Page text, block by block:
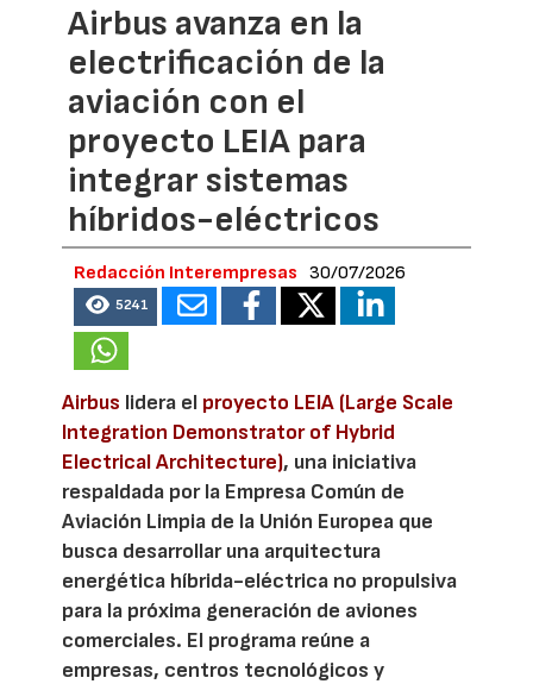
Airbus avanza en la
electrificación de la
aviación con el
proyecto LEIA para
integrar sistemas
híbridos-eléctricos
Redacción Interempresas 30/07/2026
5241
Airbus lidera el proyecto LEIA (Large Scale
Integration Demonstrator of Hybrid
Electrical Architecture), una iniciativa
respaldada por la Empresa Común de
Aviación Limpia de la Unión Europea que
busca desarrollar una arquitectura
energética híbrida-eléctrica no propulsiva
para la próxima generación de aviones
comerciales. El programa reúne a
empresas, centros tecnológicos y